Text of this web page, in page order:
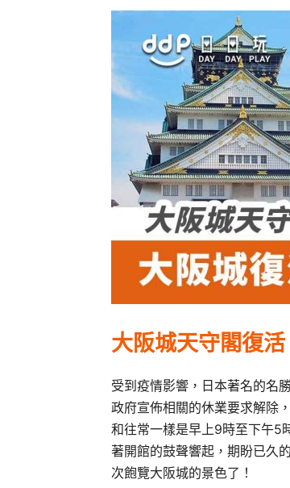
大阪城天守閣復
受到疫情影響，日本著名的名
政府宣佈相關的休業要求解除
和往常一樣是早上9時至下午5
著開館的鼓聲響起，期盼已久
次飽覽大阪城的景色了！